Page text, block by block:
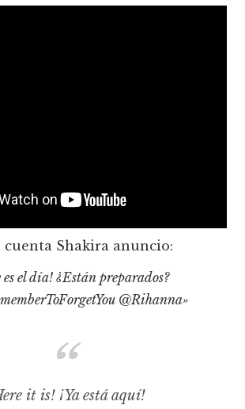
cuenta Shakira anuncio:
es el día! ¿Están preparados?
@Rihanna»
it is! ¡Ya está aquí!